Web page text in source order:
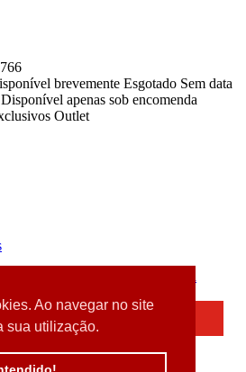
Ao navegar no site
sua utilização.
brevemente Esgotado Sem data
Disponível apenas sob encomenda
Outlet
um browser desatualizado